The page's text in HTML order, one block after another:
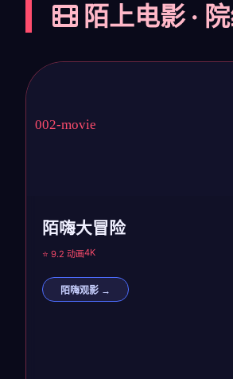
陌上电影 ·
陌嗨大冒险
⭐ 9.2 动画4K
陌嗨观影 →